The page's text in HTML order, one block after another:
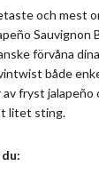
och mest
Sauvignon
förvåna
både
fryst
litet sting.